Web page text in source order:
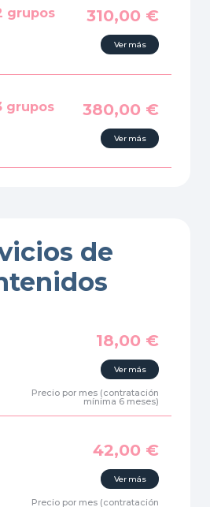
grupos
310,00 €
Ver más
grupos
380,00 €
Ver más
de
18,00 €
Ver más
Precio por mes (contratación
mínima 6 meses)
42,00 €
Ver más
Precio por mes (contratación